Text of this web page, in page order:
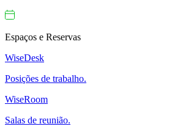
Espaços e Reservas
WiseDesk
Posições de trabalho.
WiseRoom
Salas de reunião.